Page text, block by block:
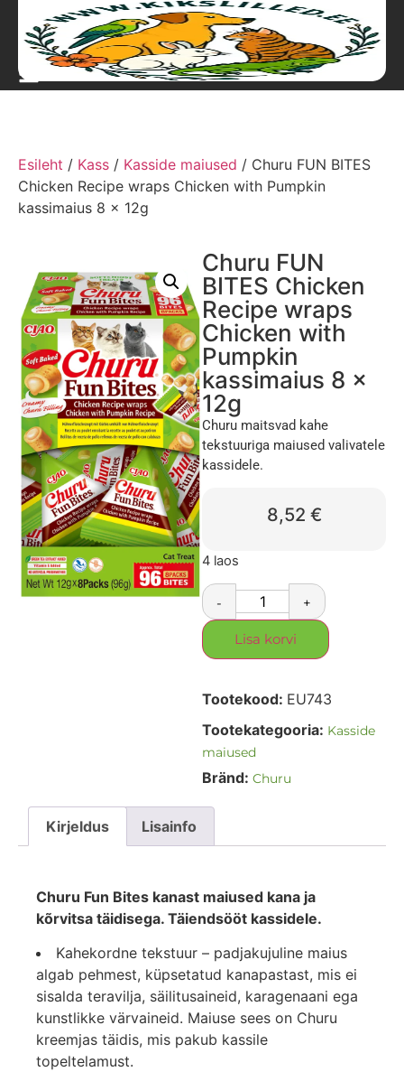
Esileht / Kass / Kasside maiused / Churu FUN BITES
Chicken Recipe wraps Chicken with Pumpkin
kassimaius 8 x 12g
Churu FUN
BITES Chicken
Recipe wraps
Chicken with
Pumpkin
kassimaius 8 x
12g
Churu maitsvad kahe
tekstuuriga maiused valivatele
kassidele.
8,52 €
4 laos
- +
Lisa korvi
Tootekood: EU743
Tootekategooria: Kasside
maiused
Bränd: Churu
Kirjeldus Lisainfo
Churu Fun Bites kanast maiused kana ja
kõrvitsa täidisega. Täiendsööt kassidele.
Kahekordne tekstuur – padjakujuline maius
algab pehmest, küpsetatud kanapastast, mis ei
sisalda teravilja, säilitusaineid, karagenaani ega
kunstlikke värvaineid. Maiuse sees on Churu
kreemjas täidis, mis pakub kassile
topeltelamust.